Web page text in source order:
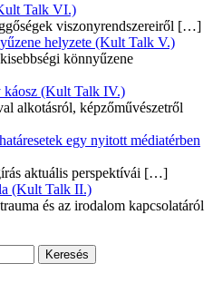
Talk VI.)
viszonyrendszereiről […]
helyzete (Kult Talk V.)
könnyűzene
káosz (Kult Talk IV.)
alkotásról, képzőművészetről
egy nyitott médiatérben
aktuális perspektívái […]
(Kult Talk II.)
és az irodalom kapcsolatáról